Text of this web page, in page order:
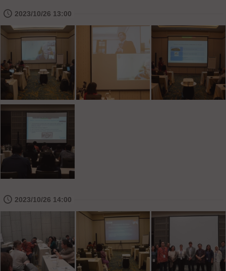
🕔 2023/10/26 13:00
🕔 2023/10/26 14:00